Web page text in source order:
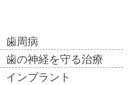
歯周病
歯の神経を守る治療
インプラント